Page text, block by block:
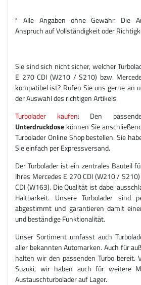
* Alle Angaben ohne Gewähr. Die
Anspruch auf Vollständigkeit oder
Sie sind sich nicht sicher, welcher
E 270 CDI (W210 / S210) bzw.
kompatibel ist? Rufen Sie uns gerne an
der Auswahl des richtigen Artikels.
Turbolader kaufen: Den
Unterdruckdose können Sie
Turbolader Online Shop bestellen. Sie
Sie einfach per Expressversand.
Der Turbolader ist ein zentrales Bauteil
Ihres Mercedes E 270 CDI (W210 /
CDI (W163). Die Qualität ist dabei
Haltbarkeit. Unsere Turbolader sind
abgestimmt und garantieren damit
und beständige Funktionalität.
Unser Sortiment umfasst auch
aller bekannten Automarken. Auch für
halten wir den passenden Turbo bereit.
Suzuki, wir haben auch für weitere
Austauschturbolader auf Lager.